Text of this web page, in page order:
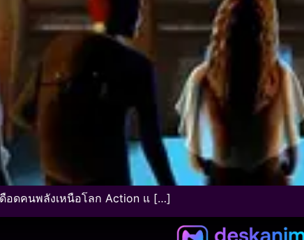
อดคนพลังเหนือโลก Action แ […]